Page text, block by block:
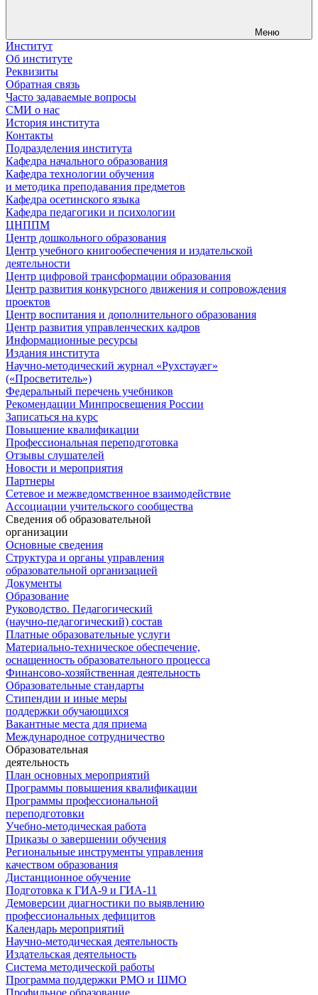
Меню
Институт
Об институте
Реквизиты
Обратная связь
Часто задаваемые вопросы
СМИ о нас
История института
Контакты
Подразделения института
Кафедра начального образования
Кафедра технологии обучения
и методика преподавания предметов
Кафедра осетинского языка
Кафедра педагогики и психологии
ЦНППМ
Центр дошкольного образования
Центр учебного книгообеспечения и издательской
деятельности
Центр цифровой трансформации образования
Центр развития конкурсного движения и сопровождения
проектов
Центр воспитания и дополнительного образования
Центр развития управленческих кадров
Информационные ресурсы
Издания института
Научно-методический журнал «Рухстауæг»
(«Просветитель»)
Федеральный перечень учебников
Рекомендации Минпросвещения России
Записаться на курс
Повышение квалификации
Профессиональная переподготовка
Отзывы слушателей
Новости и мероприятия
Партнеры
Сетевое и межведомственное взаимодействие
Ассоциации учительского сообщества
Сведения об образовательной
организации
Основные сведения
Структура и органы управления
образовательной организацией
Документы
Образование
Руководство. Педагогический
(научно-педагогический) состав
Платные образовательные услуги
Материально-техническое обеспечение,
оснащенность образовательного процесса
Финансово-хозяйственная деятельность
Образовательные стандарты
Стипендии и иные меры
поддержки обучающихся
Вакантные места для приема
Международное сотрудничество
Образовательная
деятельность
План основных мероприятий
Программы повышения квалификации
Программы профессиональной
переподготовки
Учебно-методическая работа
Приказы о завершении обучения
Региональные инструменты управления
качеством образования
Дистанционное обучение
Подготовка к ГИА-9 и ГИА-11
Демоверсии диагностики по выявлению
профессиональных дефицитов
Календарь мероприятий
Научно-методическая деятельность
Издательская деятельность
Система методической работы
Программа поддержки РМО и ШМО
Профильное образование